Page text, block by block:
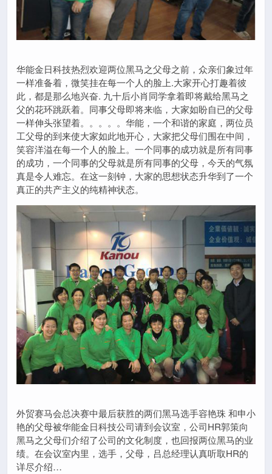
华能金日科技热烈欢迎两位黑马之父母之前，众亲们象过年
一样准备着，微笑挂在每一个人的脸上.大家开心打趣着彼
此，都是那么地兴奋. 九十后小肖同学拿着即将戴给黑马之
父的花环跳跃着。同事父母即将来临，大家如盼自已的父母
一样伸头张望着。。。。。华能，一个和谐的家庭，两位员
工父母的到来使大家如此地开心，大家把父母们围在中间，
笑容洋溢在每一个人的脸上。一个同事的成功就是所有同事
的成功，一个同事的父母就是所有同事的父母，今天的气氛
真是令人难忘。在这一刻钟，大家的思想状态升华到了一个
真正的共产主义的纯精神状态。
外贸赛马会总决赛中最后获胜的两们黑马选手容艳珠 和申小
艳的父母被华能金日科技公司请到会议室，公司HR郭策向
黑马之父母们介绍了公司的文化制度，也回报两位黑马的业
绩。在会议室内里，选手，父母，吕总经理认真听取HR的
详尽介绍…